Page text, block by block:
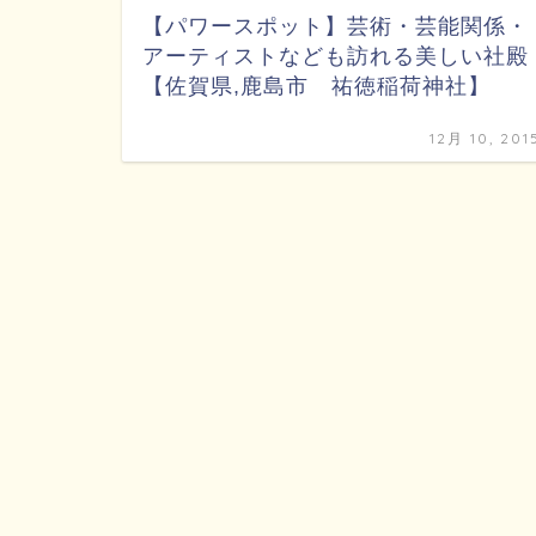
【パワースポット】芸術・芸能関係・
アーティストなども訪れる美しい社殿
【佐賀県,鹿島市 祐徳稲荷神社】
12月 10,